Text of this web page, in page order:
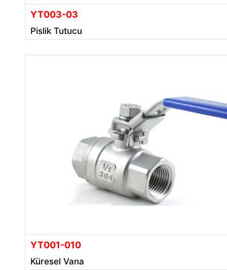
YT003-03
Pislik Tutucu
YT001-010
Küresel Vana